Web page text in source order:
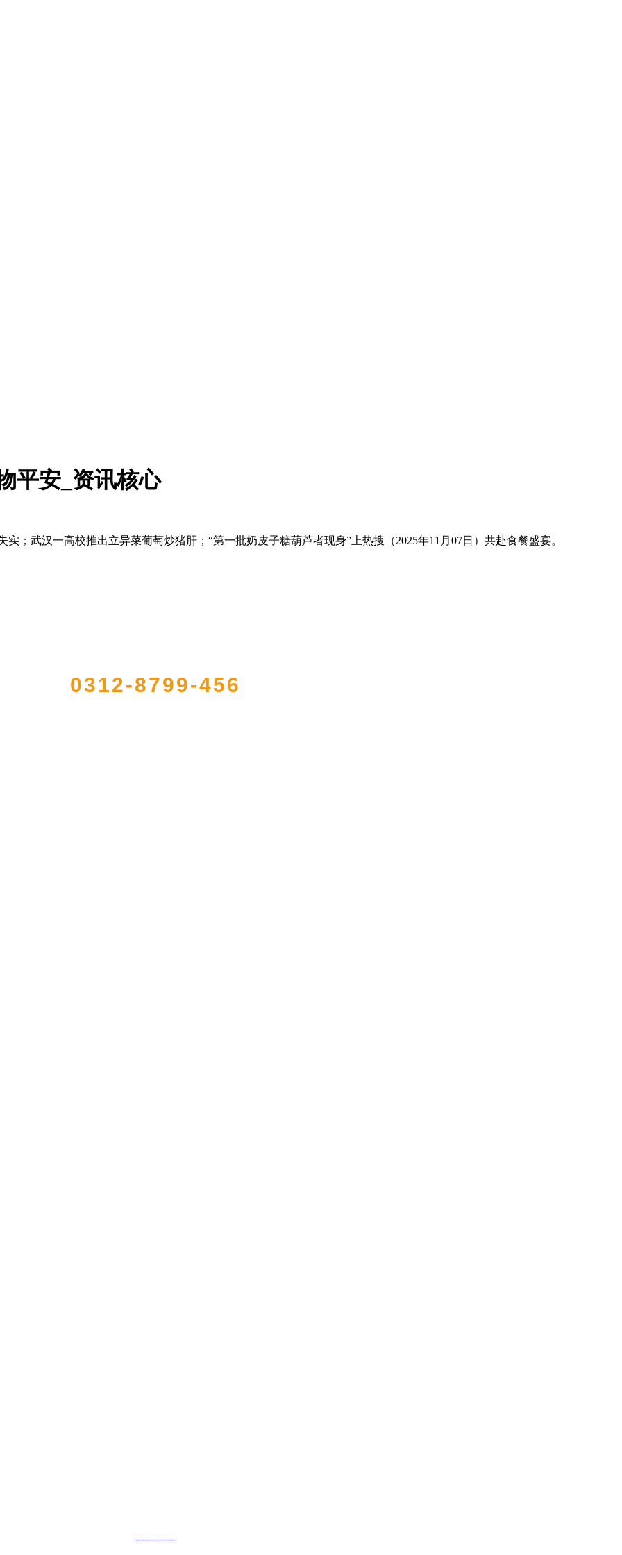
平安_资讯核心
武汉一高校推出立异菜葡萄炒猪肝；“第一批奶皮子糖葫芦者现身”上热搜（2025年11月07日）共赴食餐盛宴。
0312-8799-456